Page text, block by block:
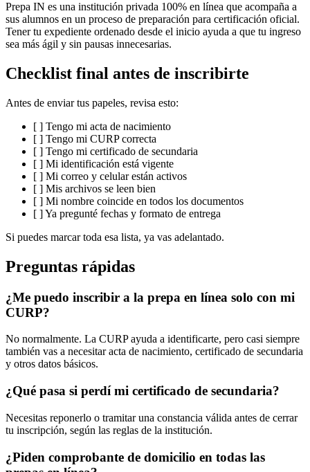
Prepa IN es una institución privada 100% en línea que acompaña a
sus alumnos en un proceso de preparación para certificación oficial.
Tener tu expediente ordenado desde el inicio ayuda a que tu ingreso
sea más ágil y sin pausas innecesarias.
Checklist final antes de inscribirte
Antes de enviar tus papeles, revisa esto:
[ ] Tengo mi acta de nacimiento
[ ] Tengo mi CURP correcta
[ ] Tengo mi certificado de secundaria
[ ] Mi identificación está vigente
[ ] Mi correo y celular están activos
[ ] Mis archivos se leen bien
[ ] Mi nombre coincide en todos los documentos
[ ] Ya pregunté fechas y formato de entrega
Si puedes marcar toda esa lista, ya vas adelantado.
Preguntas rápidas
¿Me puedo inscribir a la prepa en línea solo con mi
CURP?
No normalmente. La CURP ayuda a identificarte, pero casi siempre
también vas a necesitar acta de nacimiento, certificado de secundaria
y otros datos básicos.
¿Qué pasa si perdí mi certificado de secundaria?
Necesitas reponerlo o tramitar una constancia válida antes de cerrar
tu inscripción, según las reglas de la institución.
¿Piden comprobante de domicilio en todas las